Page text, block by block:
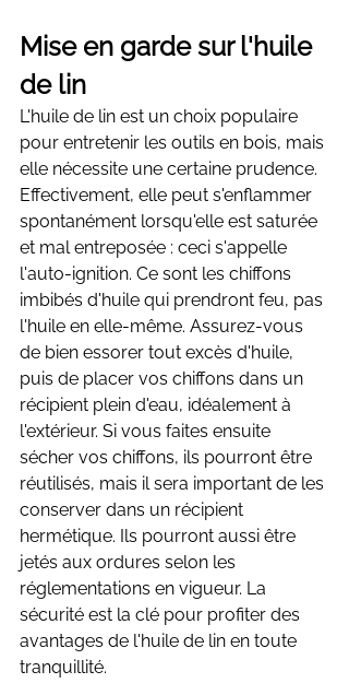
Mise en garde sur l'huile
de lin
L'huile de lin est un choix populaire
pour entretenir les outils en bois, mais
elle nécessite une certaine prudence.
Effectivement, elle peut s'enflammer
spontanément lorsqu'elle est saturée
et mal entreposée : ceci s'appelle
l'auto-ignition. Ce sont les chiffons
imbibés d'huile qui prendront feu, pas
l'huile en elle-même. Assurez-vous
de bien essorer tout excès d'huile,
puis de placer vos chiffons dans un
récipient plein d'eau, idéalement à
l'extérieur. Si vous faites ensuite
sécher vos chiffons, ils pourront être
réutilisés, mais il sera important de les
conserver dans un récipient
hermétique. Ils pourront aussi être
jetés aux ordures selon les
réglementations en vigueur. La
sécurité est la clé pour profiter des
avantages de l'huile de lin en toute
tranquillité.